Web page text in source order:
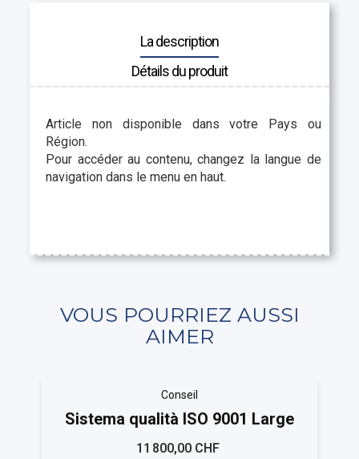
La description
Détails du produit
Article non disponible dans votre Pays ou
Région.
Pour accéder au contenu, changez la langue de
navigation dans le menu en haut.
VOUS POURRIEZ AUSSI
AIMER
Conseil
Sistema qualità ISO 9001 Large
11 800,00 CHF